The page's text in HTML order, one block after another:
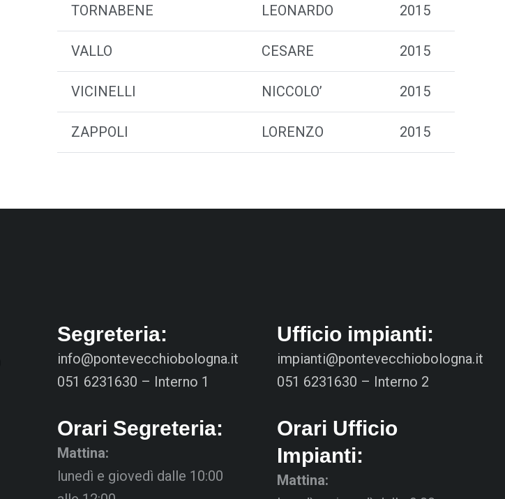
TORNABENE LEONARDO 2015
VALLO CESARE 2015
VICINELLI NICCOLO’ 2015
ZAPPOLI LORENZO 2015
Segreteria:
info@pontevecchiobologna.it
051 6231630 – Interno 1
Orari Segreteria:
Mattina:
lunedì e giovedì dalle 10:00
Ufficio impianti:
impianti@pontevecchiobologna.it
051 6231630 – Interno 2
Orari Ufficio
Impianti:
Mattina: